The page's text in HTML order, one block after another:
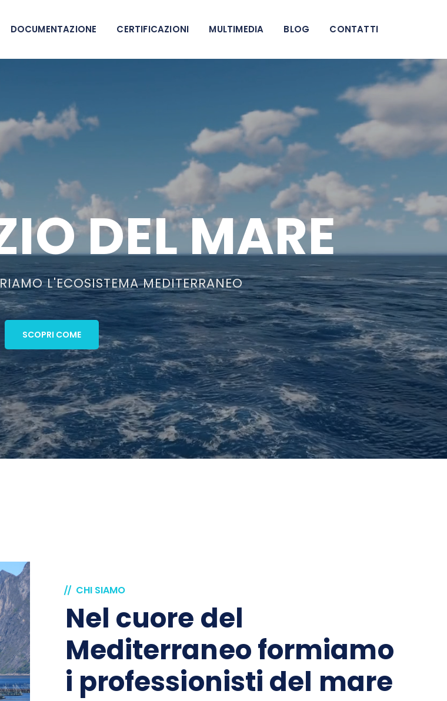
DOCUMENTAZIONE CERTIFICAZIONI MULTIMEDIA BLOG CONTATTI
DEL MARE
L'ECOSISTEMA MEDITERRANEO
SCOPRI COME
CHI SIAMO
Nel cuore del
Mediterraneo formiamo
i professionisti del mare